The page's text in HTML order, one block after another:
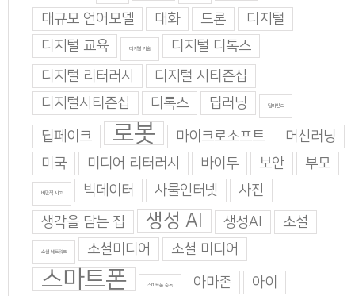
대규모 언어모델
대화 드론
디지털
디지털 교육
디지털 기술
디지털 디톡스
디지털 리터러시
디지털 시티즌십
디지털시티즌십
디톡스 딥러닝 딥마인드
딥페이크 로봇 마이크로소프트
머신러닝
미국
미디어 리터러시 바이두 보안 부모
비판적 사고 빅데이터 사물인터넷
사진
생각을 담는 집
생성 AI 생성AI 소설
소셜 네트워크 소셜미디어 소셜 미디어
스마트폰 스마트폰 중독 아마존
아이